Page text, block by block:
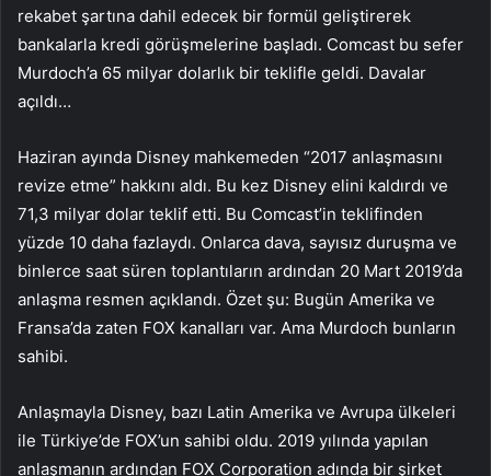
rekabet şartına dahil edecek bir formül geliştirerek
bankalarla kredi görüşmelerine başladı. Comcast bu sefer
Murdoch’a 65 milyar dolarlık bir teklifle geldi. Davalar
açıldı…
Haziran ayında Disney mahkemeden “2017 anlaşmasını
revize etme” hakkını aldı. Bu kez Disney elini kaldırdı ve
71,3 milyar dolar teklif etti. Bu Comcast’in teklifinden
yüzde 10 daha fazlaydı. Onlarca dava, sayısız duruşma ve
binlerce saat süren toplantıların ardından 20 Mart 2019’da
anlaşma resmen açıklandı. Özet şu: Bugün Amerika ve
Fransa’da zaten FOX kanalları var. Ama Murdoch bunların
sahibi.
Anlaşmayla Disney, bazı Latin Amerika ve Avrupa ülkeleri
ile Türkiye’de FOX’un sahibi oldu. 2019 yılında yapılan
anlaşmanın ardından FOX Corporation adında bir şirket